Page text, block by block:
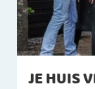
JE HUIS